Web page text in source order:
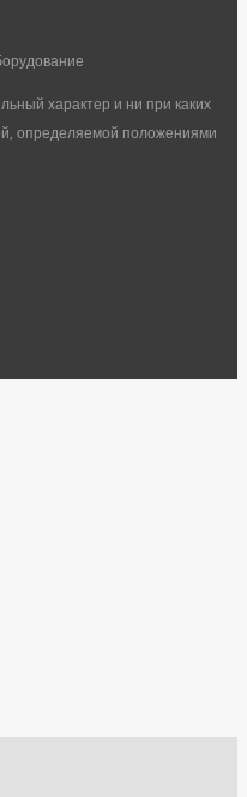
характер и ни при каких
определяемой положениями